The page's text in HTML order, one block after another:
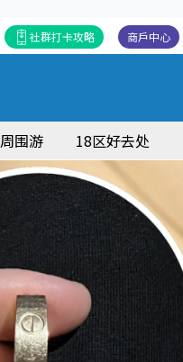
商戶中心
社群打卡攻略
周围游 18区好去处